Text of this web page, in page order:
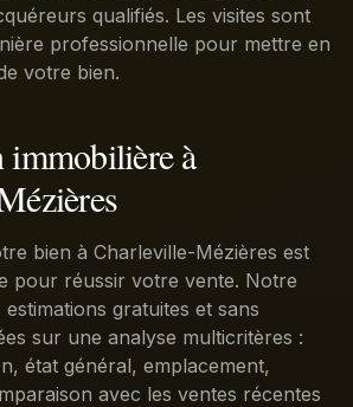
qualifiés. Les visites sont
professionnelle pour mettre en
votre bien.
immobilière à
bien à Charleville-Mézières est
pour réussir votre vente. Notre
gratuites et sans
sur une analyse multicritères :
état général, emplacement,
avec les ventes récentes